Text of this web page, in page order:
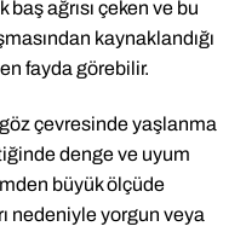
ağrısı çeken ve bu
kaynaklandığı
fayda görebilir.
çevresinde yaşlanma
denge ve uyum
büyük ölçüde
nedeniyle yorgun veya